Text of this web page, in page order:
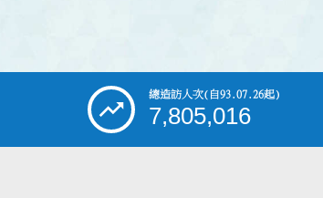
總造訪人次(自93.07.26起)
7,805,016